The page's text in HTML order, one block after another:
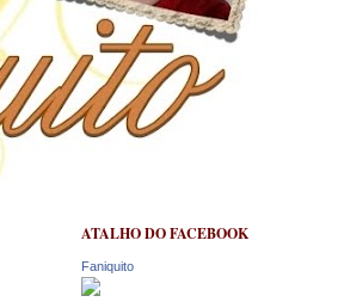
ATALHO DO FACEBOOK
Faniquito